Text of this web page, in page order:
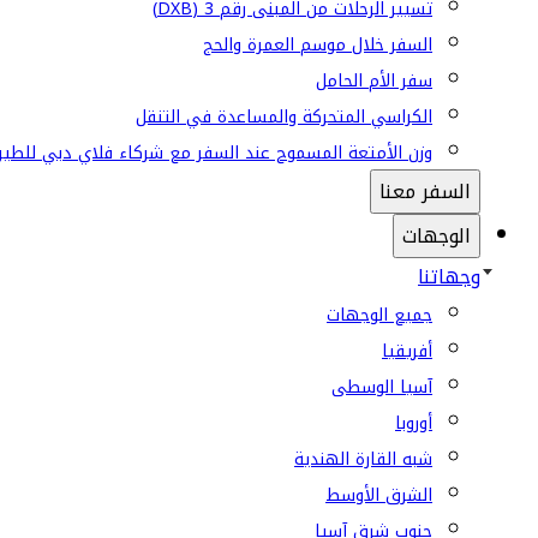
تسيير الرحلات من المبنى رقم 3 (DXB)
السفر خلال موسم العمرة والحج
سفر الأم الحامل
الكراسي المتحركة والمساعدة في التنقل
وزن الأمتعة المسموح عند السفر مع شركاء فلاي دبي
السفر معنا
الوجهات
وجهاتنا
جميع الوجهات
أفريقيا
آسيا الوسطى
أوروبا
شبه القارة الهندية
الشرق الأوسط
جنوب شرق آسيا